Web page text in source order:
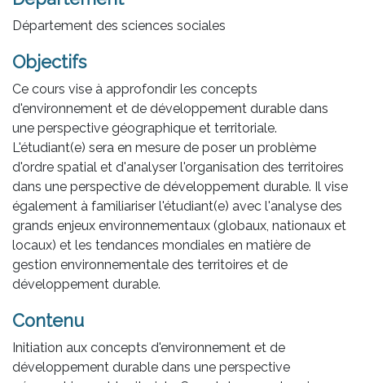
Département des sciences sociales
Objectifs
Ce cours vise à approfondir les concepts
d'environnement et de développement durable dans
une perspective géographique et territoriale.
L'étudiant(e) sera en mesure de poser un problème
d'ordre spatial et d'analyser l'organisation des territoires
dans une perspective de développement durable. Il vise
également à familiariser l'étudiant(e) avec l'analyse des
grands enjeux environnementaux (globaux, nationaux et
locaux) et les tendances mondiales en matière de
gestion environnementale des territoires et de
développement durable.
Contenu
Initiation aux concepts d'environnement et de
développement durable dans une perspective